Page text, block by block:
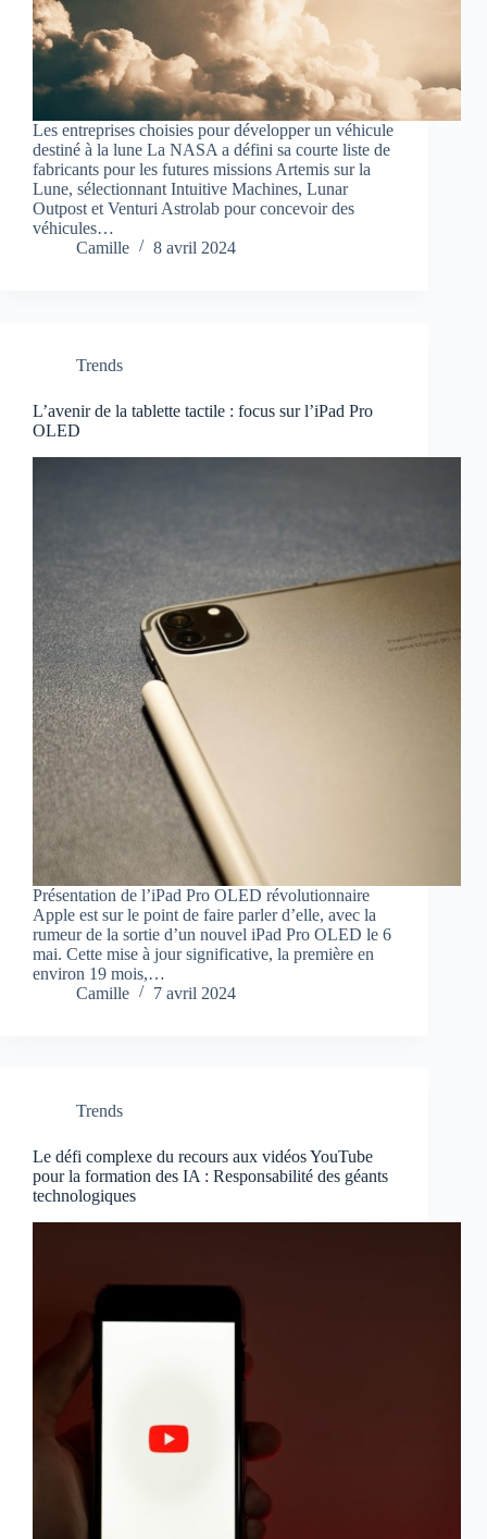
Les entreprises choisies pour développer un véhicule
destiné à la lune La NASA a défini sa courte liste de
fabricants pour les futures missions Artemis sur la
Lune, sélectionnant Intuitive Machines, Lunar
Outpost et Venturi Astrolab pour concevoir des
véhicules…
Camille
8 avril 2024
Trends
L’avenir de la tablette tactile : focus sur l’iPad Pro
OLED
Présentation de l’iPad Pro OLED révolutionnaire
Apple est sur le point de faire parler d’elle, avec la
rumeur de la sortie d’un nouvel iPad Pro OLED le 6
mai. Cette mise à jour significative, la première en
environ 19 mois,…
Camille
7 avril 2024
Trends
Le défi complexe du recours aux vidéos YouTube
pour la formation des IA : Responsabilité des géants
technologiques